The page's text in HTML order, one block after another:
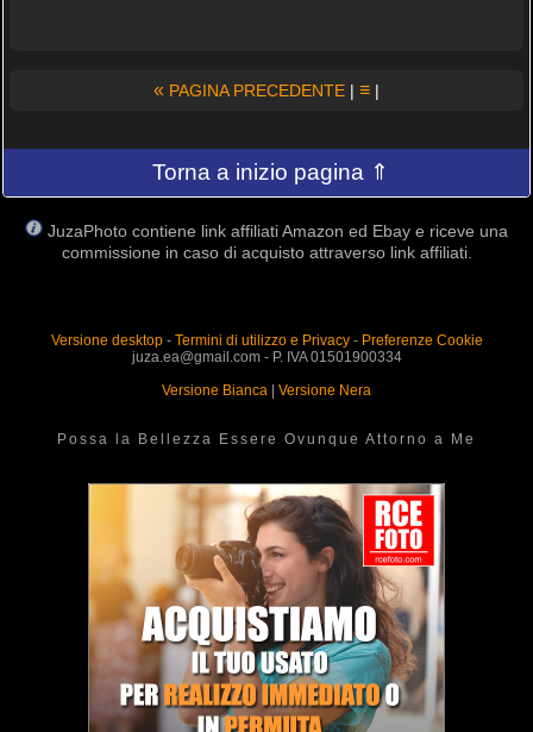
« PAGINA PRECEDENTE | ≡ |
Torna a inizio pagina ⇑
JuzaPhoto contiene link affiliati Amazon ed Ebay e riceve una
commissione in caso di acquisto attraverso link affiliati.
Versione desktop- Termini di utilizzo e Privacy- Preferenze Cookie
juza.ea@gmail.com - P. IVA 01501900334
Versione Bianca | Versione Nera
Possa la Bellezza Essere Ovunque Attorno a Me